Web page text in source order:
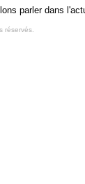
parler dans
réservés.